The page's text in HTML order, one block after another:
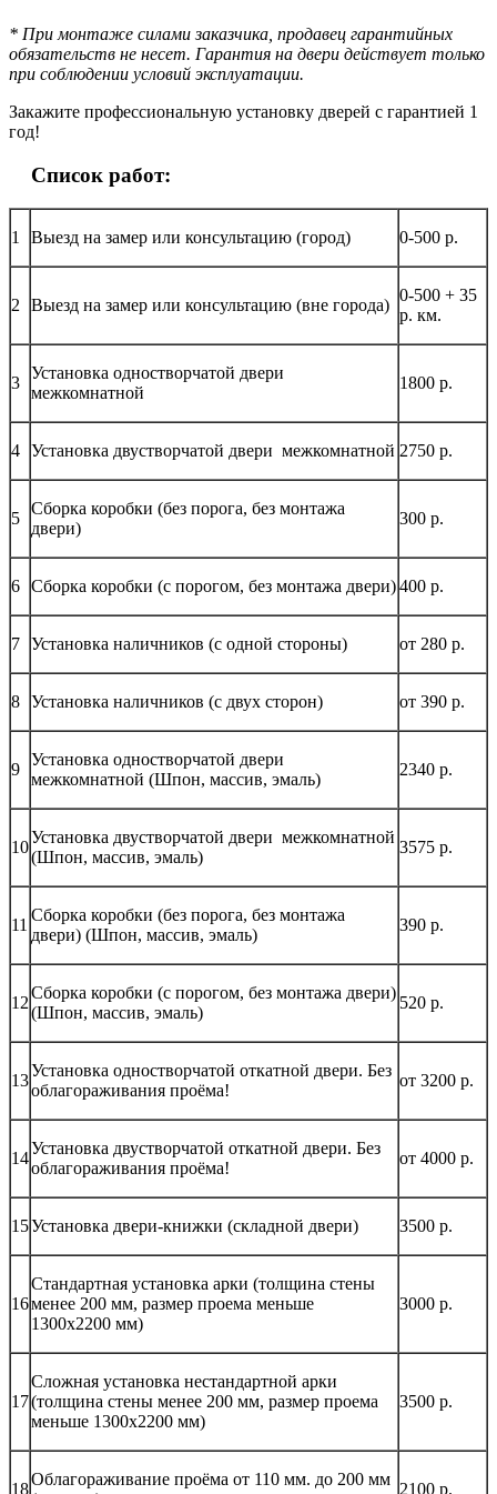
* При монтаже силами заказчика, продавец гарантийных
обязательств не несет. Гарантия на двери действует только
при соблюдении условий эксплуатации.
Закажите профессиональную установку дверей с гарантией 1
год!
Список работ:
1 Выезд на замер или консультацию (город) 0-500 р.
2 Выезд на замер или консультацию (вне города)
0-500 + 35
р. км.
3
Установка одностворчатой двери
межкомнатной
1800 р.
4 Установка двустворчатой двери межкомнатной 2750 р.
5
Сборка коробки (без порога, без монтажа
двери)
300 р.
6 Сборка коробки (с порогом, без монтажа двери)400 р.
7 Установка наличников (с одной стороны) от 280 р.
8 Установка наличников (с двух сторон) от 390 р.
9
Установка одностворчатой двери
межкомнатной (Шпон, массив, эмаль)
2340 р.
10
Установка двустворчатой двери межкомнатной
(Шпон, массив, эмаль)
3575 р.
11
Сборка коробки (без порога, без монтажа
двери) (Шпон, массив, эмаль)
390 р.
12
Сборка коробки (с порогом, без монтажа двери)
(Шпон, массив, эмаль)
520 р.
13
Установка одностворчатой откатной двери. Без
облагораживания проёма!
от 3200 р.
14
Установка двустворчатой откатной двери. Без
облагораживания проёма!
от 4000 р.
15Установка двери-книжки (складной двери) 3500 р.
16
Стандартная установка арки (толщина стены
менее 200 мм, размер проема меньше
1300х2200 мм)
3000 р.
17
Сложная установка нестандартной арки
(толщина стены менее 200 мм, размер проема
меньше 1300х2200 мм)
3500 р.
18
Облагораживание проёма от 110 мм. до 200 мм
2100 р.